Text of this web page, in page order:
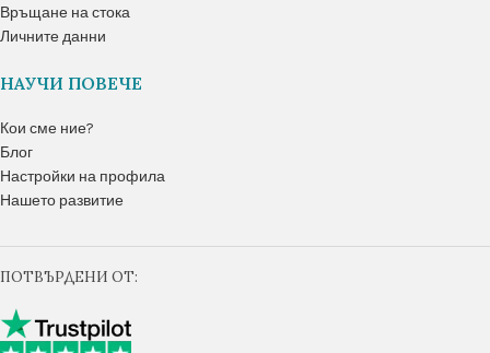
Връщане на стока
Личните данни
НАУЧИ ПОВЕЧЕ
Кои сме ние?
Блог
Настройки на профила
Нашето развитие
ПОТВЪРДЕНИ ОТ: